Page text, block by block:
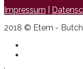
Impressum
2018 © Etem -